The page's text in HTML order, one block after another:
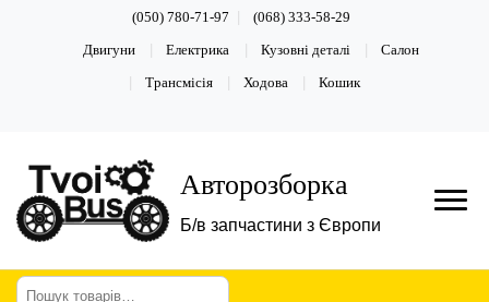
(050) 780-71-97 (068) 333-58-29
Двигуни Електрика Кузовні деталі Салон
Трансмісія Ходова Кошик
Авторозборка
Б/в запчастини з Європи
Пошук